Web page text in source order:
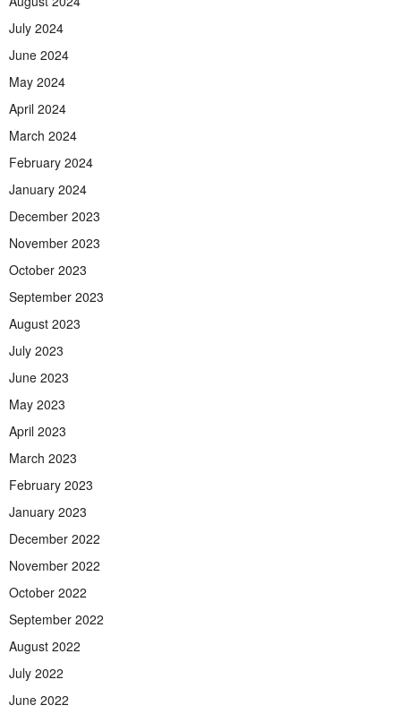
July 2024
June 2024
May 2024
April 2024
March 2024
February 2024
January 2024
December 2023
November 2023
October 2023
September 2023
August 2023
July 2023
June 2023
May 2023
April 2023
March 2023
February 2023
January 2023
December 2022
November 2022
October 2022
September 2022
August 2022
July 2022
June 2022